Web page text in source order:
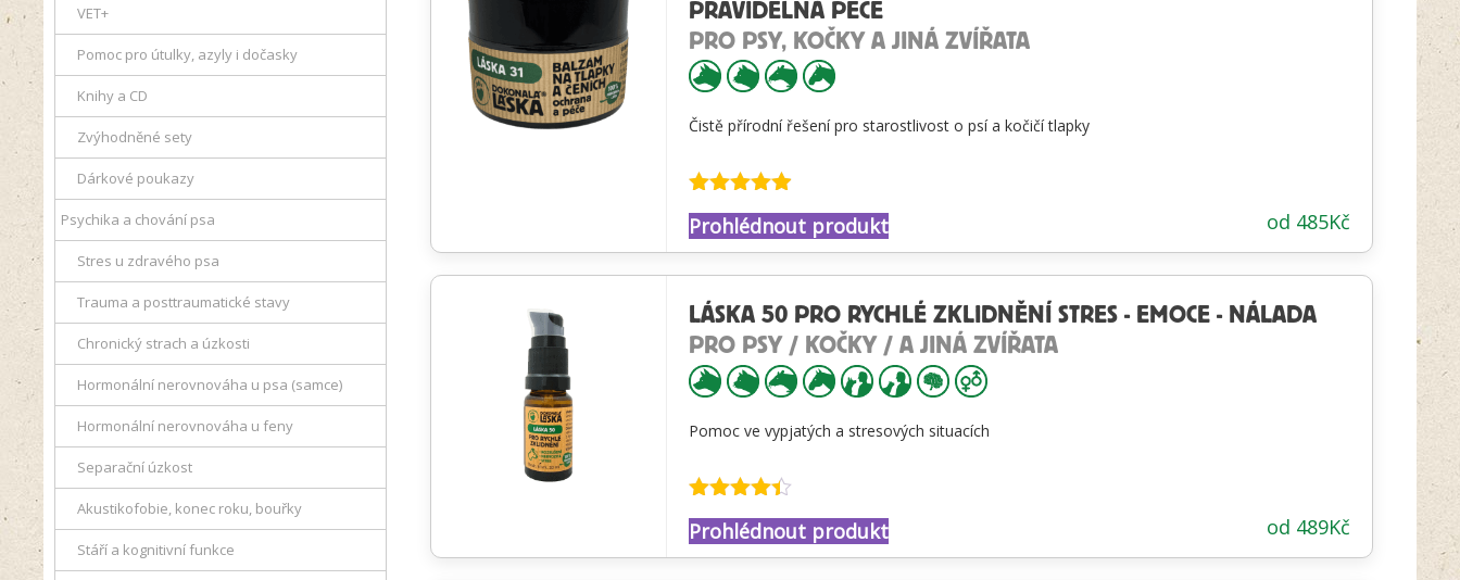
VET+
Pomoc pro útulky, azyly i dočasky
Knihy a CD
Zvýhodněné sety
Dárkové poukazy
Psychika a chování psa
Stres u zdravého psa
Trauma a posttraumatické stavy
Chronický strach a úzkosti
Hormonální nerovnováha u psa (samce)
Hormonální nerovnováha u feny
Separační úzkost
Akustikofobie, konec roku, bouřky
Stáří a kognitivní funkce
PRAVIDELNÁ PÉČE
PRO PSY, KOČKY A JINÁ ZVÍŘATA
Čistě přírodní řešení pro starostlivost o psí a kočičí tlapky
Hodnocení
4.87z 5 od 485Kč
Prohlédnout produkt
LÁSKA 50 PRO RYCHLÉ ZKLIDNĚNÍ STRES - EMOCE - NÁLADA
PRO PSY / KOČKY / A JINÁ ZVÍŘATA
Pomoc ve vypjatých a stresových situacích
Hodnocení
4.34 z 5 od 489Kč
Prohlédnout produkt